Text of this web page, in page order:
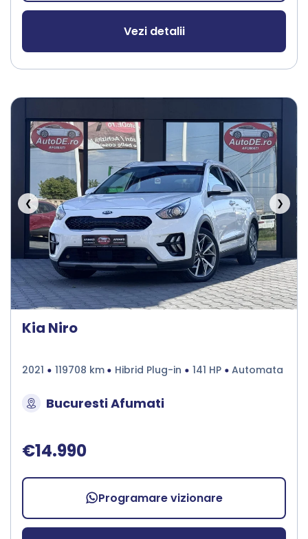
Vezi detalii
❮ ❯
Kia Niro
2021 119708 km Hibrid Plug-in 141 HP Automata
Bucuresti Afumati
€14.990
Programare vizionare